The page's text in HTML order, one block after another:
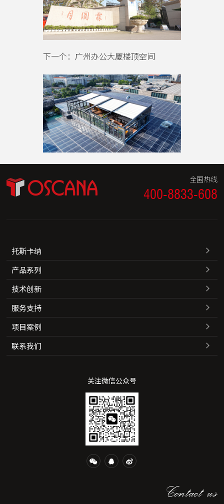
下一个：广州办公大厦楼顶空间
全国热线
400-8833-608
托斯卡纳
产品系列
技术创新
服务支持
项目案例
联系我们
关注微信公众号
Contact us